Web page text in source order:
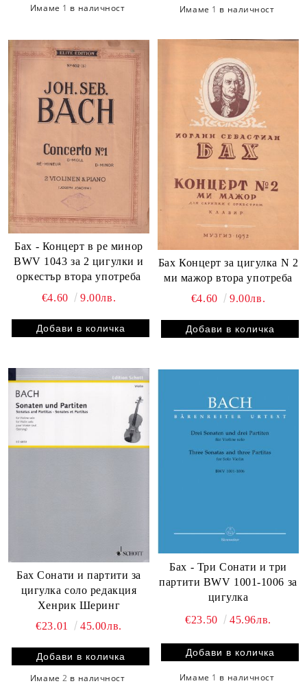
Имаме 1 в наличност Имаме 1 в наличност
Бах - Концерт в ре минор
BWV 1043 за 2 цигулки и
оркестър втора употреба
€4.60
9.00лв.
Бах Концерт за цигулка N 2
ми мажор втора употреба
€4.60
9.00лв.
Бах Сонати и партити за
цигулка соло редакция
Хенрик Шеринг
€23.01
45.00лв.
Имаме2 в наличност
Бах - Три Сонати и три
партити BWV 1001-1006 за
цигулка
€23.50
45.96лв.
Имаме 1 в наличност